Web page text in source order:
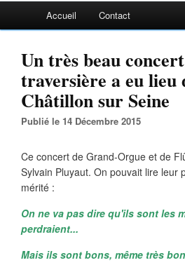
Accueil Contact
Un très beau
traversière a eu lieu
Châtillon sur Seine
Publié le 14 Décembre 2015
Ce concert de Grand-Orgue et de
Sylvain Pluyaut. On pouvait lire
mérité :
On ne va pas dire qu'ils sont les
perdraient...
Mais ils sont bons, même très